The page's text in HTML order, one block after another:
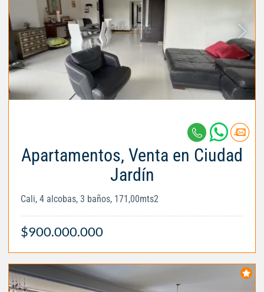
Apartamentos, Venta en Ciudad
Jardín
Cali, 4 alcobas, 3 baños, 171,00mts2
$900.000.000